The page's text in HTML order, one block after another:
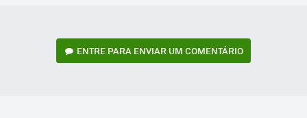
ENTRE PARA ENVIAR UM COMENTÁRIO